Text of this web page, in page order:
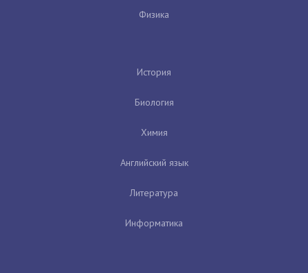
Физика
История
Биология
Химия
Английский язык
Литература
Информатика